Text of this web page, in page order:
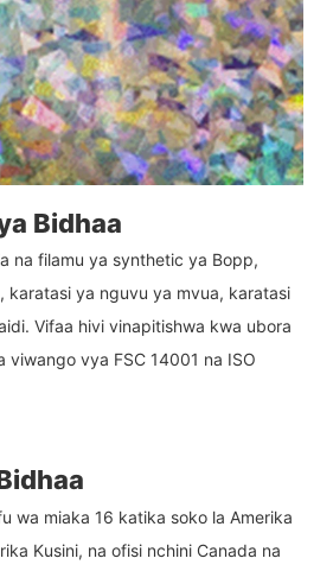
Bidhaa
na filamu ya synthetic ya Bopp,
karatasi ya nguvu ya mvua, karatasi
Vifaa hivi vinapitishwa kwa ubora
viwango vya FSC 14001 na ISO
wa miaka 16 katika soko la Amerika
Kusini, na ofisi nchini Canada na